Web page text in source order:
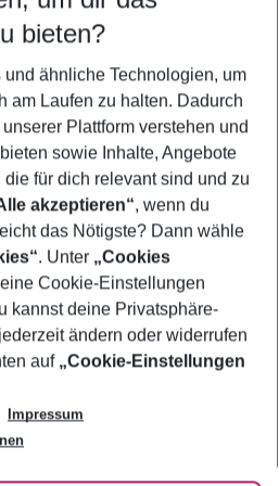
5-8 Nächte
anzeigen
bieten?
ähnliche Technologien, um
am Laufen zu halten. Dadurch
Plattform verstehen und
sowie Inhalte, Angebote
für dich relevant sind und zu
akzeptieren“, wenn du
das Nötigste? Dann wähle
. Unter „Cookies
Cookie-Einstellungen
kannst deine Privatsphäre-
ändern oder widerrufen
auf „Cookie-Einstellungen
Impressum